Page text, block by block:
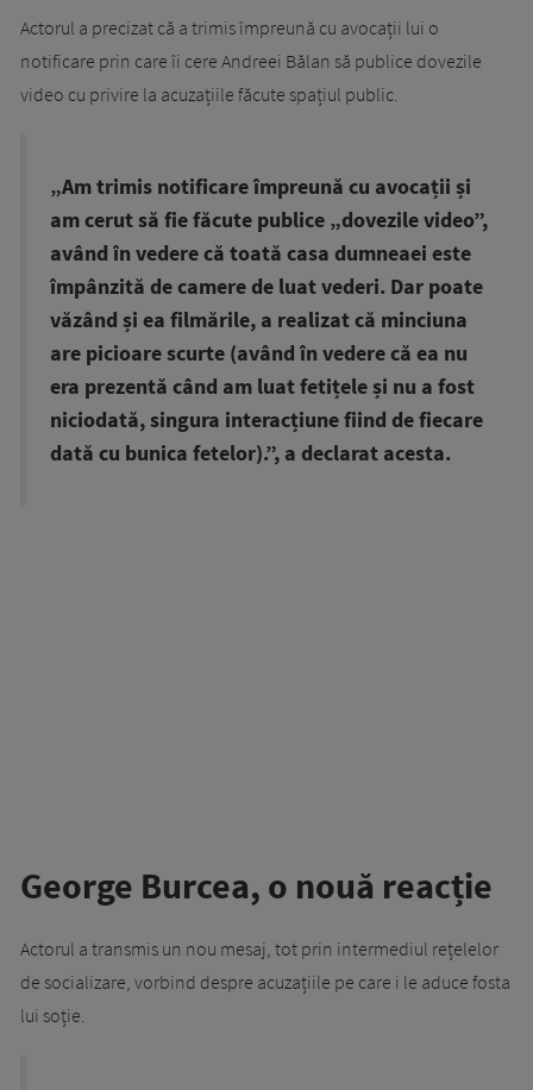
Actorul a precizat că a trimis împreună cu avocații lui o
notificare prin care îi cere Andreei Bălan să publice dovezile
video cu privire la acuzațiile făcute spațiul public.
„Am trimis notificare împreună cu avocații și
am cerut să fie făcute publice „dovezile video”,
având în vedere că toată casa dumneaei este
împânzită de camere de luat vederi. Dar poate
văzând și ea filmările, a realizat că minciuna
are picioare scurte (având în vedere că ea nu
era prezentă când am luat fetițele și nu a fost
niciodată, singura interacțiune fiind de fiecare
dată cu bunica fetelor).”, a declarat acesta.
George Burcea, o nouă reacție
Actorul a transmis un nou mesaj, tot prin intermediul rețelelor
de socializare, vorbind despre acuzațiile pe care i le aduce fosta
lui soție.